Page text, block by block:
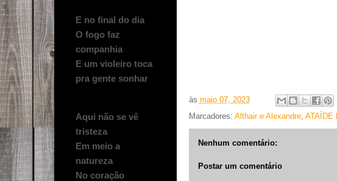
às maio 07, 2023
Marcadores: Althair e Alexandre, ATAÍDE
Nenhum comentário:
Postar um comentário
E no final do dia
O fogo faz
companhia
E um violeiro toca
pra gente sonhar
Aqui não se vê
tristeza
Em meio a
natureza
No coração